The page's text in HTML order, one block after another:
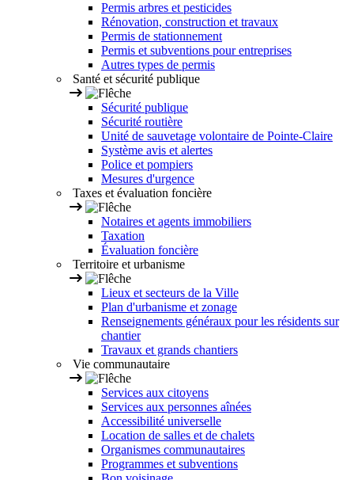
Permis arbres et pesticides
Rénovation, construction et travaux
Permis de stationnement
Permis et subventions pour entreprises
Autres types de permis
Santé et sécurité publique
Sécurité publique
Sécurité routière
Unité de sauvetage volontaire de Pointe-Claire
Système avis et alertes
Police et pompiers
Mesures d'urgence
Taxes et évaluation foncière
Notaires et agents immobiliers
Taxation
Évaluation foncière
Territoire et urbanisme
Lieux et secteurs de la Ville
Plan d'urbanisme et zonage
Renseignements généraux pour les résidents sur
chantier
Travaux et grands chantiers
Vie communautaire
Services aux citoyens
Services aux personnes aînées
Accessibilité universelle
Location de salles et de chalets
Organismes communautaires
Programmes et subventions